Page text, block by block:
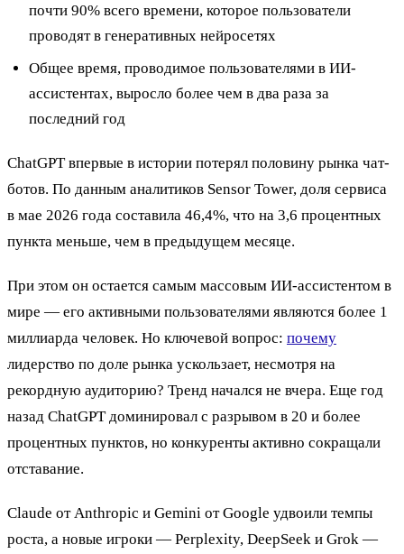
почти 90% всего времени, которое пользователи
проводят в генеративных нейросетях
Общее время, проводимое пользователями в ИИ-
ассистентах, выросло более чем в два раза за
последний год
ChatGPT впервые в истории потерял половину рынка чат-
ботов. По данным аналитиков Sensor Tower, доля сервиса
в мае 2026 года составила 46,4%, что на 3,6 процентных
пункта меньше, чем в предыдущем месяце.
При этом он остается самым массовым ИИ-ассистентом в
мире — его активными пользователями являются более 1
миллиарда человек. Но ключевой вопрос: почему
лидерство по доле рынка ускользает, несмотря на
рекордную аудиторию? Тренд начался не вчера. Еще год
назад ChatGPT доминировал с разрывом в 20 и более
процентных пунктов, но конкуренты активно сокращали
отставание.
Claude от Anthropic и Gemini от Google удвоили темпы
роста, а новые игроки — Perplexity, DeepSeek и Grok —